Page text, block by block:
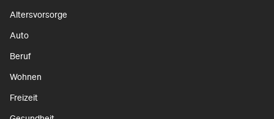
Altersvorsorge
Auto
Beruf
Wohnen
Freizeit